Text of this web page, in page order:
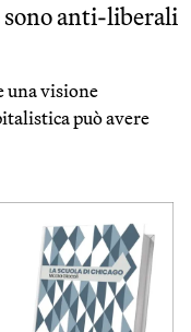
sono anti-liberali
una visione
può avere